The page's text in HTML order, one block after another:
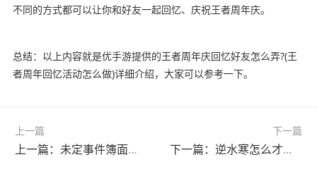
不同的方式都可以让你和好友一起回忆、庆祝王者周年庆。
总结：以上内容就是优手游提供的王者周年庆回忆好友怎么弄?(王
者周年回忆活动怎么做)详细介绍，大家可以参考一下。
上一篇
上一篇：未定事件簿面包怎么获得?(未定事件簿材料攻略)
下一篇
下一篇：逆水寒怎么才能有省内排名?(逆水寒怎么看排行榜总评)